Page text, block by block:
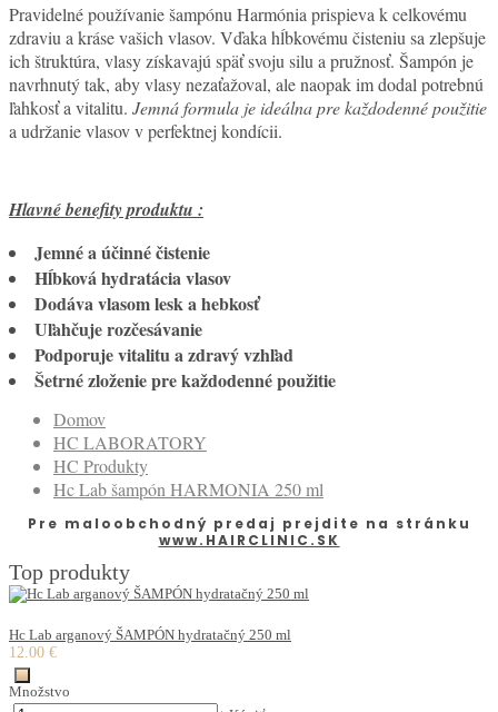
Pravidelné používanie šampónu Harmónia prispieva k celkovému
zdraviu a kráse vašich vlasov. Vďaka hĺbkovému čisteniu sa zlepšuje
ich štruktúra, vlasy získavajú späť svoju silu a pružnosť. Šampón je
navrhnutý tak, aby vlasy nezaťažoval, ale naopak im dodal potrebnú
ľahkosť a vitalitu. Jemná formula je ideálna pre každodenné použitie
a udržanie vlasov v perfektnej kondícii.
Hlavné benefity produktu :
Jemné a účinné čistenie
Hĺbková hydratácia vlasov
Dodáva vlasom lesk a hebkosť
Uľahčuje rozčesávanie
Podporuje vitalitu a zdravý vzhľad
Šetrné zloženie pre každodenné použitie
Domov
HC LABORATORY
HC Produkty
Hc Lab šampón HARMONIA 250 ml
Pre maloobchodný predaj prejdite na stránku
www.HAIRCLINIC.SK
Top produkty
Hc Lab arganový ŠAMPÓN hydratačný 250 ml
12.00 €
Množstvo